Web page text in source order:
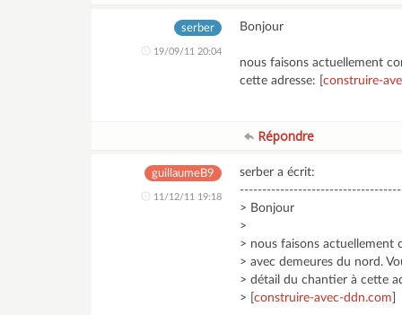
serber
19/09/11 20:04
Bonjour
nous faisons actuellement
cette adresse: [construire-
Répondre
guillaumeB9
11/12/11 19:18
serber a écrit:
> Bonjour
>
> nous faisons actuellement
> avec demeures du nord.
> détail du chantier à cette
> [construire-avec-ddn.com